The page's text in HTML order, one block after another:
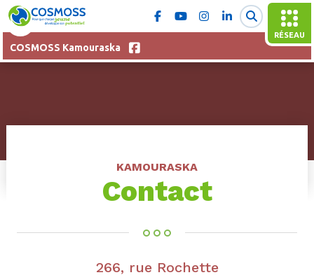
RÉSEAU
COSMOSS Kamouraska
KAMOURASKA
Contact
266, rue Rochette